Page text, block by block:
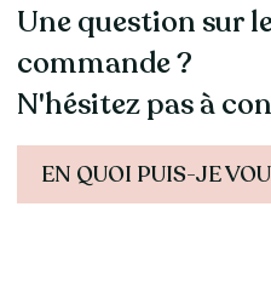
Une question sur
commande ?
N'hésitez pas à
EN QUOI PUIS-JE